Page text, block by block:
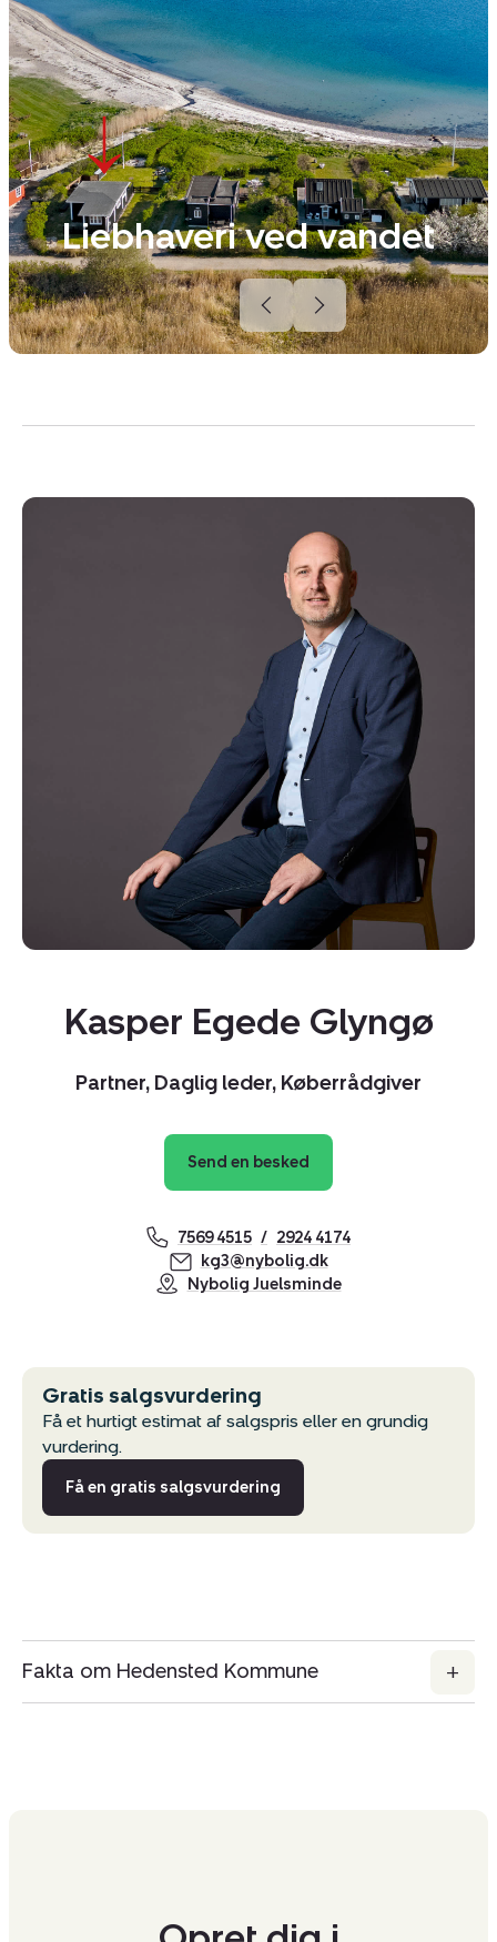
Liebhaveri ved vandet
Kasper Egede Glyngø
Partner, Daglig leder, Køberrådgiver
Send en besked
7569 4515
2924 4174
kg3@nybolig.dk
Nybolig Juelsminde
Gratis salgsvurdering
Få et hurtigt estimat af salgspris eller en grundig
vurdering.
Få en gratis salgsvurdering
Fakta om Hedensted Kommune
Kopier link
Del via mail